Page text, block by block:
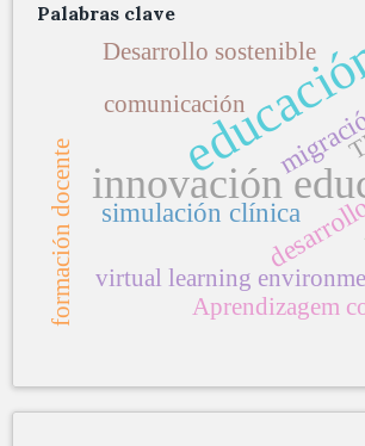
Palabras clave
innovación
simulación clínica
formación docente
virtual learning
Aprendizagem
comunicación
Desarrollo sostenible